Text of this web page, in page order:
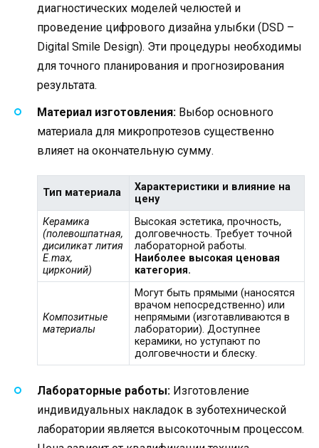
диагностических моделей челюстей и
проведение цифрового дизайна улыбки (DSD –
Digital Smile Design). Эти процедуры необходимы
для точного планирования и прогнозирования
результата.
Материал изготовления: Выбор основного
материала для микропротезов существенно
влияет на окончательную сумму.
Тип материала
Характеристики и влияние на
цену
Керамика
(полевошпатная,
дисиликат лития
E.max,
цирконий)
Высокая эстетика, прочность,
долговечность. Требует точной
лабораторной работы.
Наиболее высокая ценовая
категория.
Композитные
материалы
Могут быть прямыми (наносятся
врачом непосредственно) или
непрямыми (изготавливаются в
лаборатории). Доступнее
керамики, но уступают по
долговечности и блеску.
Лабораторные работы: Изготовление
индивидуальных накладок в зуботехнической
лаборатории является высокоточным процессом.